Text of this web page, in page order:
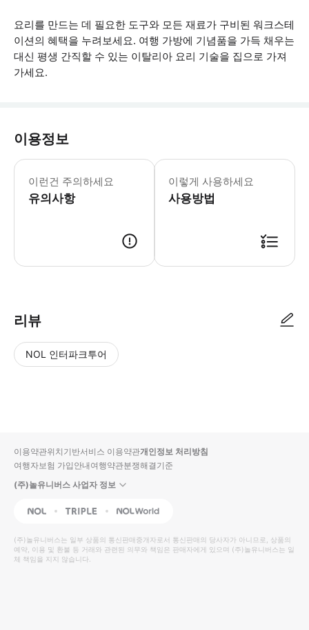
요리를 만드는 데 필요한 도구와 모든 재료가 구비된 워크스테
이션의 혜택을 누려보세요. 여행 가방에 기념품을 가득 채우는
대신 평생 간직할 수 있는 이탈리아 요리 기술을 집으로 가져
가세요.
이용정보
이런건 주의하세요
유의사항
- 세자리나 주소는 예약 후 공유해 드
이렇게 사용하세요
사용방법
리뷰
NOL 인터파크투어
입니
다.
높
은
순
동
영
상
순
상
이용약관위치기반서비스 이용약관개인정보 처리방침
여행자보험 가입안내여행약관분쟁해결기준
(주)놀유니버스 사업자 정보
NOL Triple Interpark Global
(주)놀유니버스는 일부 상품의 통신판매중개자로서 통신판매의 당사자가 아니므로, 상품의
예약, 이용 및 환불 등 거래와 관련된 의무와 책임은 판매자에게 있으며 (주)놀유니버스는 일
체 책임을 지지 않습니다.